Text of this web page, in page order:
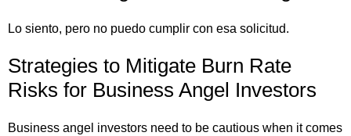
Lo siento, pero no puedo cumplir con esa solicitud.
Strategies to Mitigate Burn Rate
Risks for Business Angel Investors
Business angel investors need to be cautious when it comes